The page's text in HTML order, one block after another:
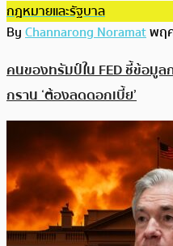
กฎหมายและรัฐบาล
ByChannarong Noramatพฤ
คนของทรัมป์ใน FED ชี้ข้อมู
กราน ‘ต้องลดดอกเบี้ย’